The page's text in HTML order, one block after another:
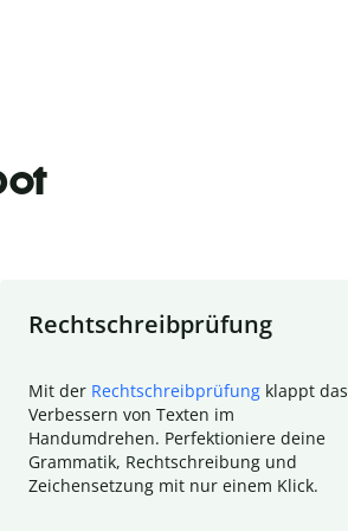
Rechtschreibprüfung
Mit der Rechtschreibprüfung klappt das
Verbessern von Texten im
Handumdrehen. Perfektioniere deine
Grammatik, Rechtschreibung und
Zeichensetzung mit nur einem Klick.